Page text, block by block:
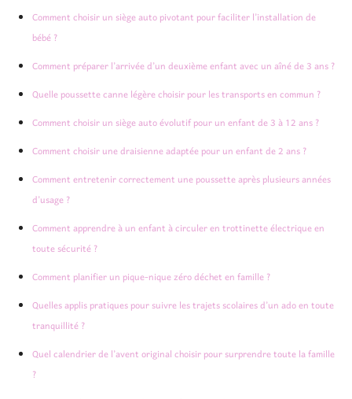
Comment choisir un siège auto pivotant pour faciliter l’installation de
bébé ?
Comment préparer l’arrivée d’un deuxième enfant avec un aîné de 3 ans ?
Quelle poussette canne légère choisir pour les transports en commun ?
Comment choisir un siège auto évolutif pour un enfant de 3 à 12 ans ?
Comment choisir une draisienne adaptée pour un enfant de 2 ans ?
Comment entretenir correctement une poussette après plusieurs années
d’usage ?
Comment apprendre à un enfant à circuler en trottinette électrique en
toute sécurité ?
Comment planifier un pique-nique zéro déchet en famille ?
Quelles applis pratiques pour suivre les trajets scolaires d’un ado en toute
tranquillité ?
Quel calendrier de l’avent original choisir pour surprendre toute la famille
?